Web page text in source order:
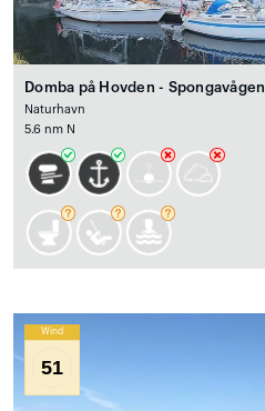
Domba på Hovden - Spongavågen
Naturhavn
5.6 nm N
Wind
51